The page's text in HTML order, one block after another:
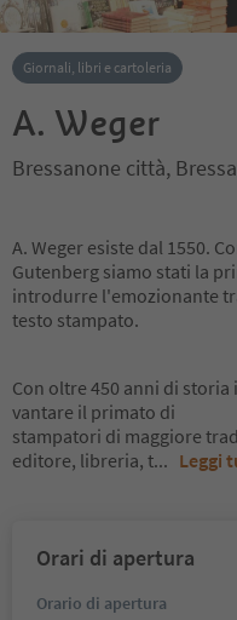
Giornali, libri e cartoleria
A. Weger
Bressanone città,
A. Weger esiste dal 1550.
Gutenberg siamo stati la
introdurre l'emozionante
testo stampato.
Con oltre 450 anni di
vantare il primato di
stampatori di maggiore
editore, libreria, t... Leggi
Orari di apertura
Orario di apertura